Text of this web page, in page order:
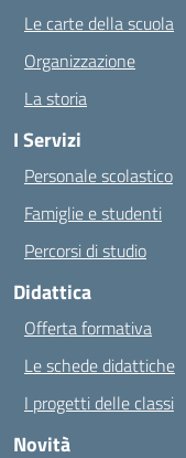
Le carte della scuola
Organizzazione
La storia
I Servizi
Personale scolastico
Famiglie e studenti
Percorsi di studio
Didattica
Offerta formativa
Le schede didattiche
I progetti delle classi
Novità